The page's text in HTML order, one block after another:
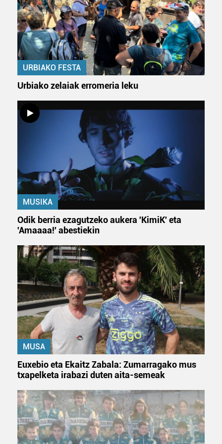
bazkideen zerrenda, beren ustez zein helburutarako
duten interes legitimoa eta horren aurka nola egin
dezakezun ikusteko.
Lortu zure datu pertsonalak prozesatzeko moduari
buruzko informazio gehiago eta ezarri zure lehentasunak
datuen atalean. Edozein unetan alda edo ken dezakezu
Webgune honek cookie propioak eta hirugarrenen cookie-
fitxategiak erabiltzen ditu. Zure esperientzia eta
zerbitzuak hobetzeko asmoz, cookie teknologiaz
baliatzen gara. Ohar hau onartuz gero, teknologia hori
erabiltzeko baimen esplizitua ematen diguzu.Gehiago
irakurri
URBIAKO FESTA
Urbiako zelaiak erromeria leku
MUSIKA
Odik berria ezagutzeko aukera 'KimiK' eta
'Amaaaa!' abestiekin
MUSA
Euxebio eta Ekaitz Zabala: Zumarragako mus
txapelketa irabazi duten aita-semeak